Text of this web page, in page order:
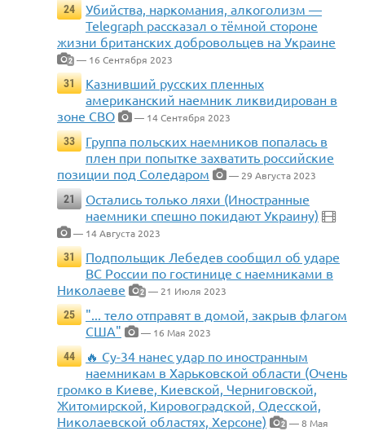
24
Убийства, наркомания, алкоголизм —
Telegraph рассказал о тёмной стороне
жизни британских добровольцев на Украине
2 — 16 Сентября 2023
31
Казнивший русских пленных
американский наемник ликвидирован в
зоне СВО
— 14 Сентября 2023
33
Группа польских наемников попалась в
плен при попытке захватить российские
позиции под Соледаром
— 29 Августа 2023
21
Остались только ляхи (Иностранные
наемники спешно покидают Украину)
— 14 Августа 2023
31
Подпольщик Лебедев сообщил об ударе
ВС России по гостинице с наемниками в
Николаеве
2 — 21 Июля 2023
25
"... тело отправят в домой, закрыв флагом
США"
— 16 Мая 2023
44
🔥 Су-34 нанес удар по иностранным
наемникам в Харьковской области (Очень
громко в Киеве, Киевской, Черниговской,
Житомирской, Кировоградской, Одесской,
Николаевской областях, Херсоне)
2 — 8 Мая